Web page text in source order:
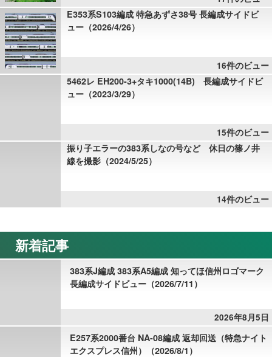
E353系S103編成 特急あずさ38号 長編成サイドビ
ュー（2026/4/26）
16件のビュー
5462レ EH200-3+タキ1000(14B) 長編成サイドビ
ュー（2023/3/29）
15件のビュー
振り子エラーの383系しなの号など 休日の篠ノ井
線を撮影（2024/5/25）
14件のビュー
新着記事
383系J編成 383系A5編成 知ってほ信州ロゴマーク
長編成サイドビュー（2026/7/11）
2026年8月5日
E257系2000番台 NA-08編成 返却回送（特急ナイト
エクスプレス信州）（2026/8/1）